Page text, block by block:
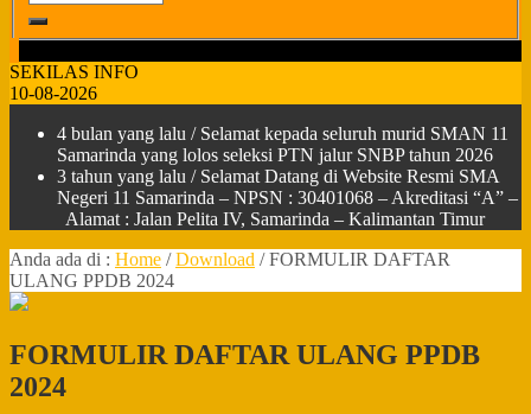
SEKILAS INFO
10-08-2026
4 bulan yang lalu / Selamat kepada seluruh murid SMAN 11
Samarinda yang lolos seleksi PTN jalur SNBP tahun 2026
3 tahun yang lalu / Selamat Datang di Website Resmi SMA
Negeri 11 Samarinda – NPSN : 30401068 – Akreditasi “A” –
Alamat : Jalan Pelita IV, Samarinda – Kalimantan Timur
Anda ada di : Home /Download /FORMULIR DAFTAR
ULANG PPDB 2024
FORMULIR DAFTAR ULANG PPDB
2024